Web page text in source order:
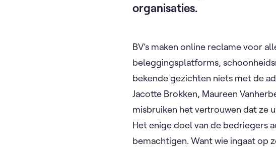
organisaties.
BV’s maken online reclame voor
beleggingsplatforms,
bekende gezichten niets met de
Jacotte Brokken, Maureen
misbruiken het vertrouwen dat ze
Het enige doel van de bedriegers
bemachtigen. Want wie ingaat op